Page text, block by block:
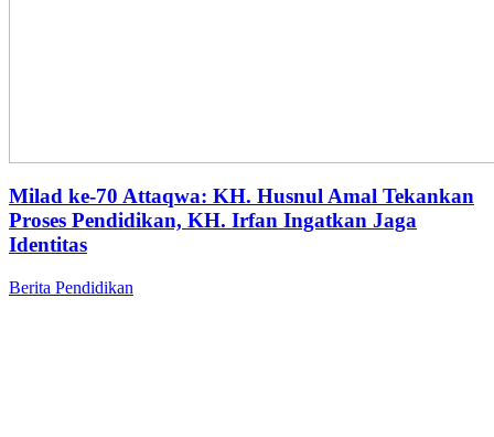
Milad ke-70 Attaqwa: KH. Husnul Amal Tekankan
Proses Pendidikan, KH. Irfan Ingatkan Jaga
Identitas
Berita Pendidikan